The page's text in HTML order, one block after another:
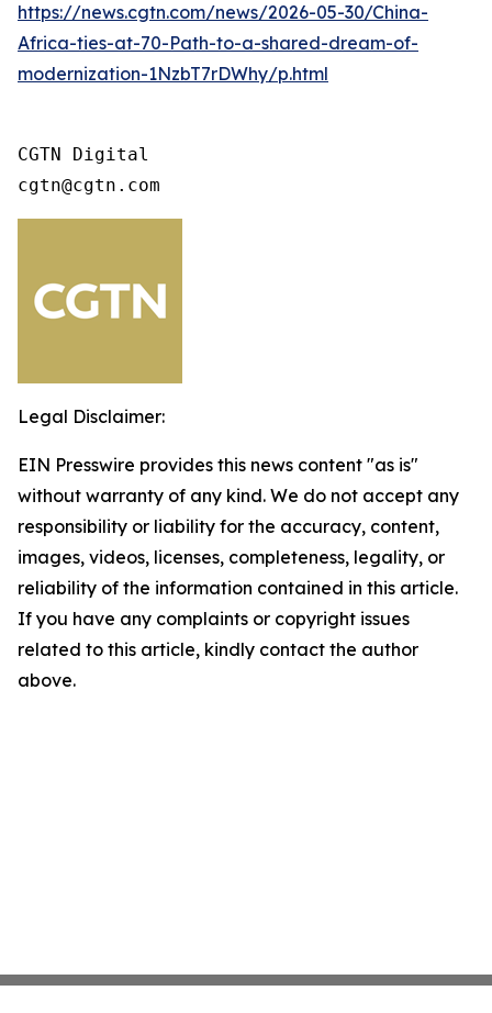
https://news.cgtn.com/news/2026-05-30/China-
Africa-ties-at-70-Path-to-a-shared-dream-of-
modernization-1NzbT7rDWhy/p.html
CGTN Digital
cgtn@cgtn.com
Legal Disclaimer:
EIN Presswire provides this news content "as is"
without warranty of any kind. We do not accept any
responsibility or liability for the accuracy, content,
images, videos, licenses, completeness, legality, or
reliability of the information contained in this article.
If you have any complaints or copyright issues
related to this article, kindly contact the author
above.